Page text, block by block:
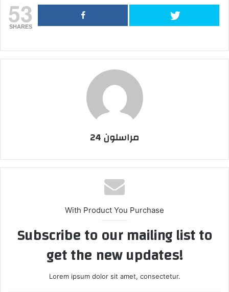
53
SHARES
مراسلون 24
With Product You Purchase
Subscribe to our mailing list to
get the new updates!
Lorem ipsum dolor sit amet, consectetur.